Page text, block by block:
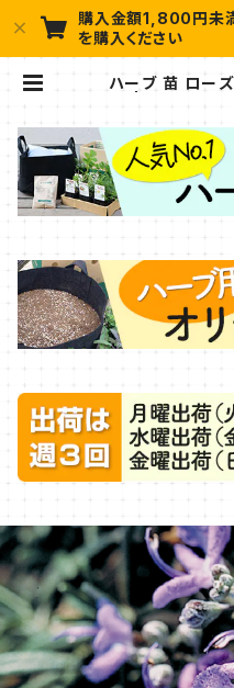
購入金額1,800円未満
を購入ください
ハーブ 苗 ロー